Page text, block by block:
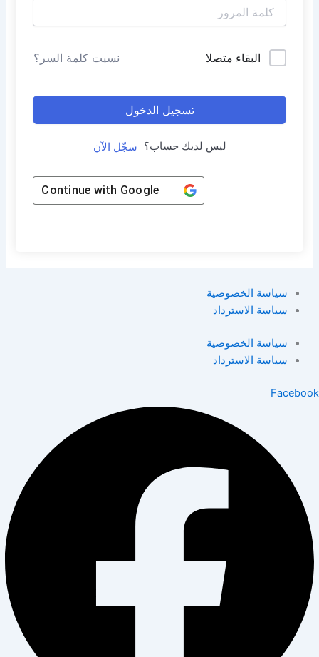
البقاء متصلا نسيت كلمة السر؟
تسجيل الدخول
ليس لديك حساب؟ سجّل الآن
Continue with Google
سياسة الخصوصية
سياسة الاسترداد
سياسة الخصوصية
سياسة الاسترداد
Facebook